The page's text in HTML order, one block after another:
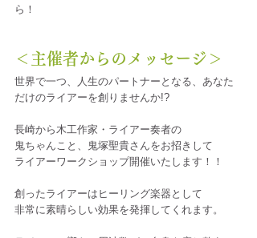
ら！
＜主催者からのメッセージ＞
世界で一つ、人生のパートナーとなる、あなた
だけのライアーを創りませんか!?
長崎から木工作家・ライアー奏者の
鬼ちゃんこと、鬼塚聖貴さんをお招きして
ライアーワークショップ開催いたします！！
創ったライアーはヒーリング楽器として
非常に素晴らしい効果を発揮してくれます。